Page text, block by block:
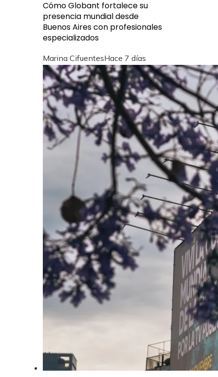
Cómo Globant fortalece su
presencia mundial desde
Buenos Aires con profesionales
especializados
Marina CifuentesHace 7 días